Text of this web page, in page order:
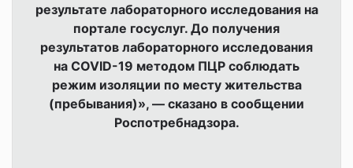
результате лабораторного исследования на
портале госуслуг. До получения
результатов лабораторного исследования
на COVID-19 методом ПЦР соблюдать
режим изоляции по месту жительства
(пребывания)», — сказано в сообщении
Роспотребнадзора.